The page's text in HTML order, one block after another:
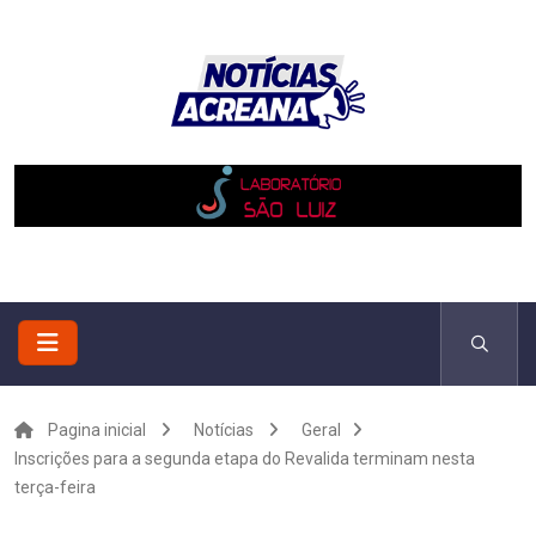
Pagina inicial Notícias
Geral
Inscrições para a segunda etapa do Revalida terminam nesta
terça-feira